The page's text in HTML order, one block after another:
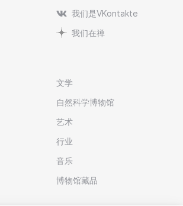
我们是VKontakte
我们在禅
文学
自然科学博物馆
艺术
行业
音乐
博物馆藏品